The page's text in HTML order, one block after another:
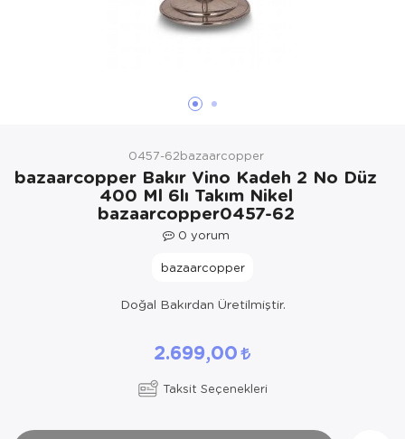
0457-62bazaarcopper
bazaarcopper Bakır Vino Kadeh 2 No Düz
400 Ml 6lı Takım Nikel
bazaarcopper0457-62
0 yorum
bazaarcopper
Doğal Bakırdan Üretilmiştir.
2.699,00
Taksit Seçenekleri